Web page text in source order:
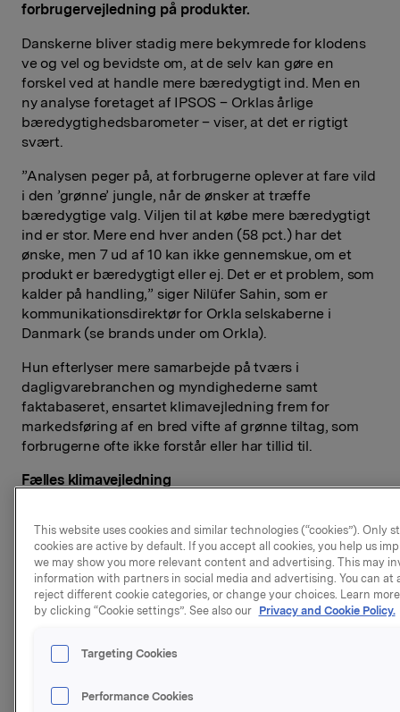
forbrugervejledning på produkter.
Danskerne bliver stadig mere bekymrede for klodens
ve og vel og bevidste om, at de selv kan gøre en
forskel ved at handle mere bæredygtigt ind. Men en
ny analyse foretaget af IPSOS – Orklas årlige
bæredygtighedsbarometer – viser, at det er rigtigt
svært.
”Analysen peger på, at forbrugerne oplever at fare vild
i den ’grønne’ jungle, når de ønsker at træffe
bæredygtige valg. Viljen til at købe mere bæredygtigt
ind er stor. Mere end hver anden (58 pct.) har det
ønske, men 7 ud af 10 kan ikke gennemskue, om et
produkt er bæredygtigt eller ej. Det er et problem, som
kalder på handling,” siger Nilüfer Sahin, som er
kommunikationsdirektør for Orkla selskaberne i
Danmark (se brands under om Orkla).
Hun efterlyser mere samarbejde på tværs i
dagligvarebranchen og myndighederne samt
faktabaseret, ensartet klimavejledning frem for
markedsføring af en bred vifte af grønne tiltag, som
forbrugerne ofte ikke forstår eller har tillid til.
Fælles klimavejledning
grundlag, som forbrugerne let kan gennemskue.
Akkurat som eksempelvis Ø-mærket entydigt står for
økologi og alt, hvad det indebærer. På sigt kan andre
lande måske lade sig inspirere af Danmarks måde at
vejlede forbrugerne på.
Ambitionen er en klimavejledning på alle produkter til
forbrugerne at handle mere bæredygtigt. Den kan fx
This website uses cookies and similar technologies (“cookies”). Only
cookies are active by default. If you accept all cookies, you help us
we may show you more relevant content and advertising. This may
information with partners in social media and advertising. You can at
reject different cookie categories, or change your choices. Learn
by clicking “Cookie settings”. See also our Privacy and Cookie Policy.
Targeting Cookies
Performance Cookies